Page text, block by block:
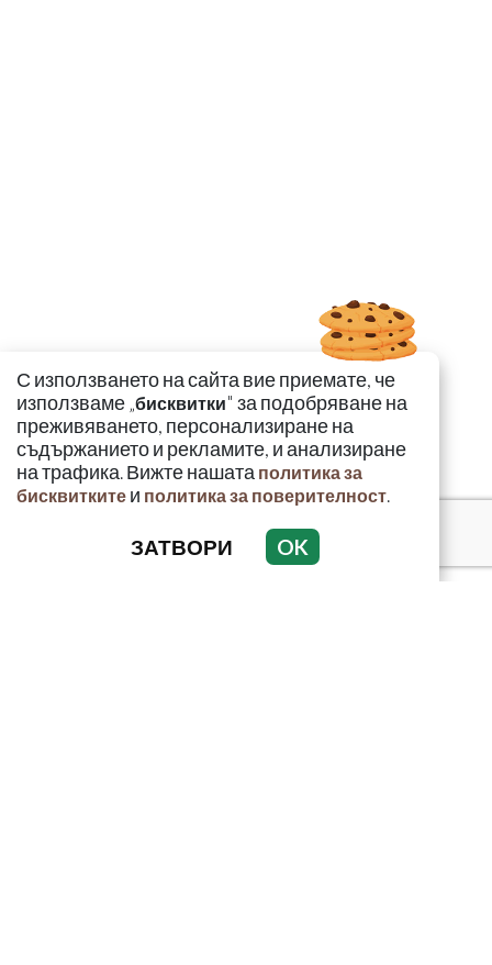
С използването на сайта вие приемате, че
използваме „бисквитки" за подобряване на
преживяването, персонализиране на
съдържанието и рекламите, и анализиране
на трафика. Вижте нашата политика за
бисквитките и политика за поверителност.
ЗАТВОРИ OK